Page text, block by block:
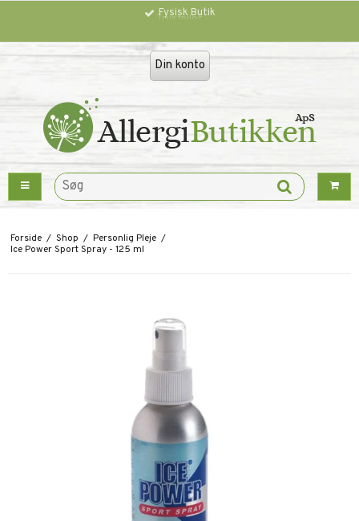
Fysisk Butik
Trustpilot
Din konto
Forside / Shop / Personlig Pleje /
Ice Power Sport Spray - 125 ml